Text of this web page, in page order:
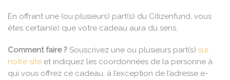
En offrant une (ou plusieurs) part(s) du Citizenfund, vous
êtes certain(e) que votre cadeau aura du sens.
Comment faire ? Souscrivez une ou plusieurs part(s) sur
notre site et indiquez les coordonnées de la personne à
qui vous offrez ce cadeau, à l’exception de l’adresse e-